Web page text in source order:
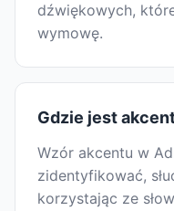
dźwiękowych,
wymowę.
Gdzie jest
Wzór akcentu w
zidentyfikować,
korzystając ze